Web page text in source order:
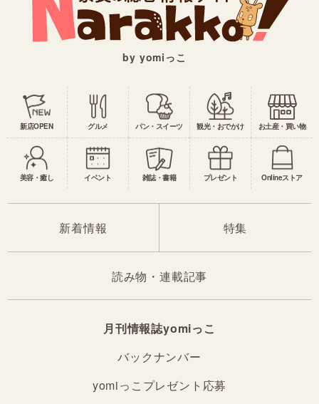
by yomiっこ
新店OPEN グルメ パン・スイーツ 観光・おでかけ お土産・買い物
美容・癒し イベント 雑誌・書籍 プレゼント Onlineストア
新着情報 特集
読み物・連載記事
月刊情報誌yomiっこ
バックナンバー
yomiっこプレゼント応募